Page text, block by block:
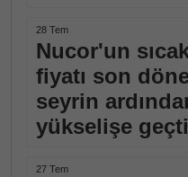
28 Tem
Nucor'un
fiyatı son
seyrin
yükselişe geçti
27 Tem